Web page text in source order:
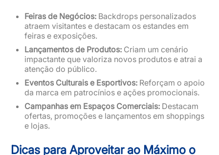
Feiras de Negócios: Backdrops personalizados
atraem visitantes e destacam os estandes em
feiras e exposições.
Lançamentos de Produtos: Criam um cenário
impactante que valoriza novos produtos e atrai a
atenção do público.
Eventos Culturais e Esportivos: Reforçam o apoio
da marca em patrocínios e ações promocionais.
Campanhas em Espaços Comerciais: Destacam
ofertas, promoções e lançamentos em shoppings
e lojas.
Dicas para Aproveitar ao Máximo o